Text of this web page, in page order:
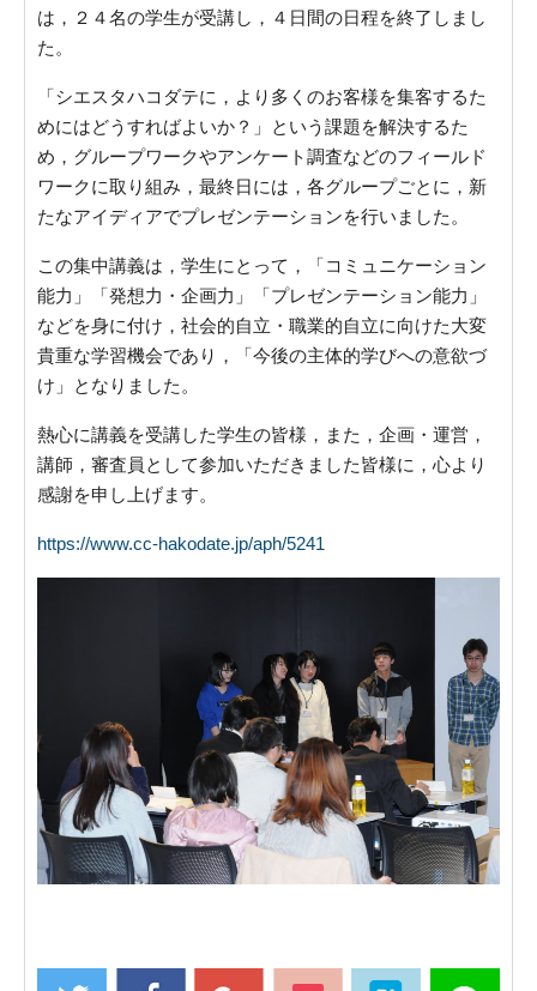
は，２４名の学生が受講し，４日間の日程を終了しまし
た。
「シエスタハコダテに，より多くのお客様を集客するた
めにはどうすればよいか？」という課題を解決するた
め，グループワークやアンケート調査などのフィールド
ワークに取り組み，最終日には，各グループごとに，新
たなアイディアでプレゼンテーションを行いました。
この集中講義は，学生にとって，「コミュニケーション
能力」「発想力・企画力」「プレゼンテーション能力」
などを身に付け，社会的自立・職業的自立に向けた大変
貴重な学習機会であり，「今後の主体的学びへの意欲づ
け」となりました。
熱心に講義を受講した学生の皆様，また，企画・運営，
講師，審査員として参加いただきました皆様に，心より
感謝を申し上げます。
https://www.cc-hakodate.jp/aph/5241